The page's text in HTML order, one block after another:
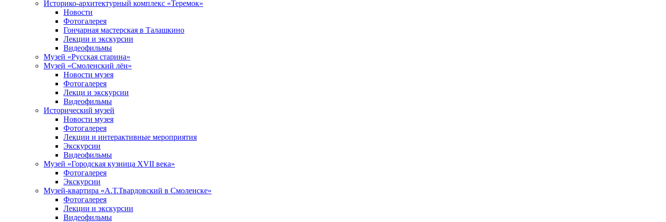
Историко-архитектурный комплекс «Теремок»
Новости
Фотогалерея
Гончарная мастерская в Талашкино
Лекции и экскурсии
Видеофильмы
Музей «Русская старина»
Музей «Смоленский лён»
Новости музея
Фотогалерея
Лекци и экскурсии
Видеофильмы
Исторический музей
Новости музея
Фотогалерея
Лекции и интерактивные мероприятия
Экскурсии
Видеофильмы
Музей «Городская кузница XVII века»
Фотогалерея
Экскурсии
Музей-квартира «А.Т.Твардовский в Смоленске»
Фотогалерея
Лекции и экскурсии
Видеофильмы